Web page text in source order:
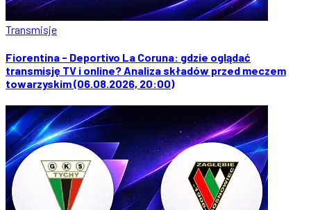
Transmisje
Fiorentina - Deportivo La Coruna: gdzie oglądać
transmisję TV i online? Analiza składów przed meczem
towarzyskim (06.08.2026, 20:00)